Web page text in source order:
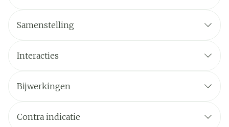
Samenstelling
Interacties
Bijwerkingen
Contra indicatie